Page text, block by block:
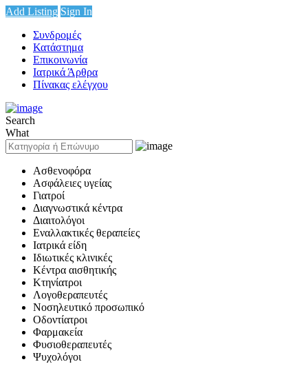
Add Listing Sign In
Συνδρομές
Κατάστημα
Επικοινωνία
Ιατρικά Άρθρα
Πίνακας ελέγχου
Search
What
Ασθενοφόρα
Ασφάλειες υγείας
Γιατροί
Διαγνωστικά κέντρα
Διαιτολόγοι
Εναλλακτικές θεραπείες
Ιατρικά είδη
Ιδιωτικές κλινικές
Κέντρα αισθητικής
Κτηνίατροι
Λογοθεραπευτές
Νοσηλευτικό προσωπικό
Οδοντίατροι
Φαρμακεία
Φυσιοθεραπευτές
Ψυχολόγοι